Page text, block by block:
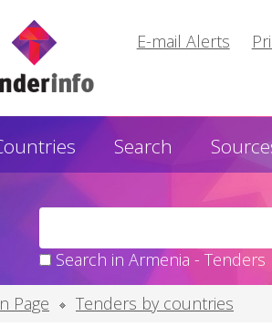
E-mail Alerts
Search
Search in Armenia - Tenders
Page
Tenders by countries